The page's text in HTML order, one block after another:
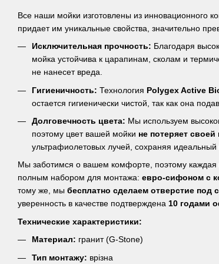
Все наши мойки изготовлены из инновационного
придает им уникальные свойства, значительно
Исключительная прочность: Благодаря
мойка устойчива к царапинам, сколам и
не нанесет вреда.
Гигиеничность: Технология Polygex Active
остается гигиенически чистой, так как она
Долговечность цвета: Мы используем
поэтому цвет вашей мойки не потеряет
ультрафиолетовых лучей, сохраняя идеальный
Мы заботимся о вашем комфорте, поэтому каждая
полным набором для монтажа: евро-сифоном с
тому же, мы бесплатно сделаем отверстие под
уверенность в качестве подтверждена 10 годами
Технические характеристики:
Материал: гранит (G-Stone)
Тип монтажу: врізна